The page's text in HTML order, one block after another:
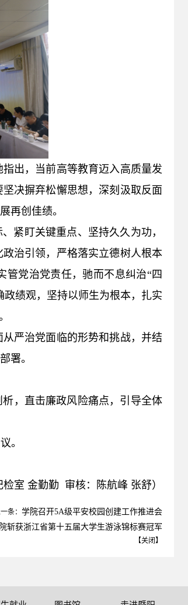
出，当前高等教育迈入高质量发
决摒弃松懈思想，深刻汲取反面
再创佳绩。
紧盯关键重点、坚持久久为功，
治引领，严格落实立德树人根本
党治党责任，驰而不息纠治“四
绩观，坚持以师生为根本，扎实
严治党面临的形势和挑战，并结
署。
，直击廉政风险痛点，引导全体
。
检室 金勤勤 审核：陈航峰 张舒）
条： 学院召开5A级平安校园创建工作推进会
斩获浙江省第十五届大学生游泳锦标赛冠军
【关闭】